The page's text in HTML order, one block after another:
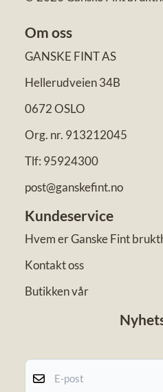
Om oss
GANSKE FINT AS
Hellerudveien 34B
0672 OSLO
Org. nr. 913212045
Tlf: 95924300
post@ganskefint.no
Kundeservice
Hvem er Ganske Fint
Kontakt oss
Butikken vår